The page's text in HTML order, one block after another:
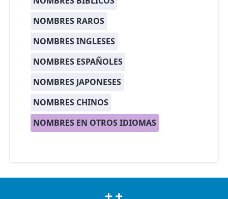
NOMBRES RAROS
NOMBRES INGLESES
NOMBRES ESPAÑOLES
NOMBRES JAPONESES
NOMBRES CHINOS
NOMBRES EN OTROS IDIOMAS